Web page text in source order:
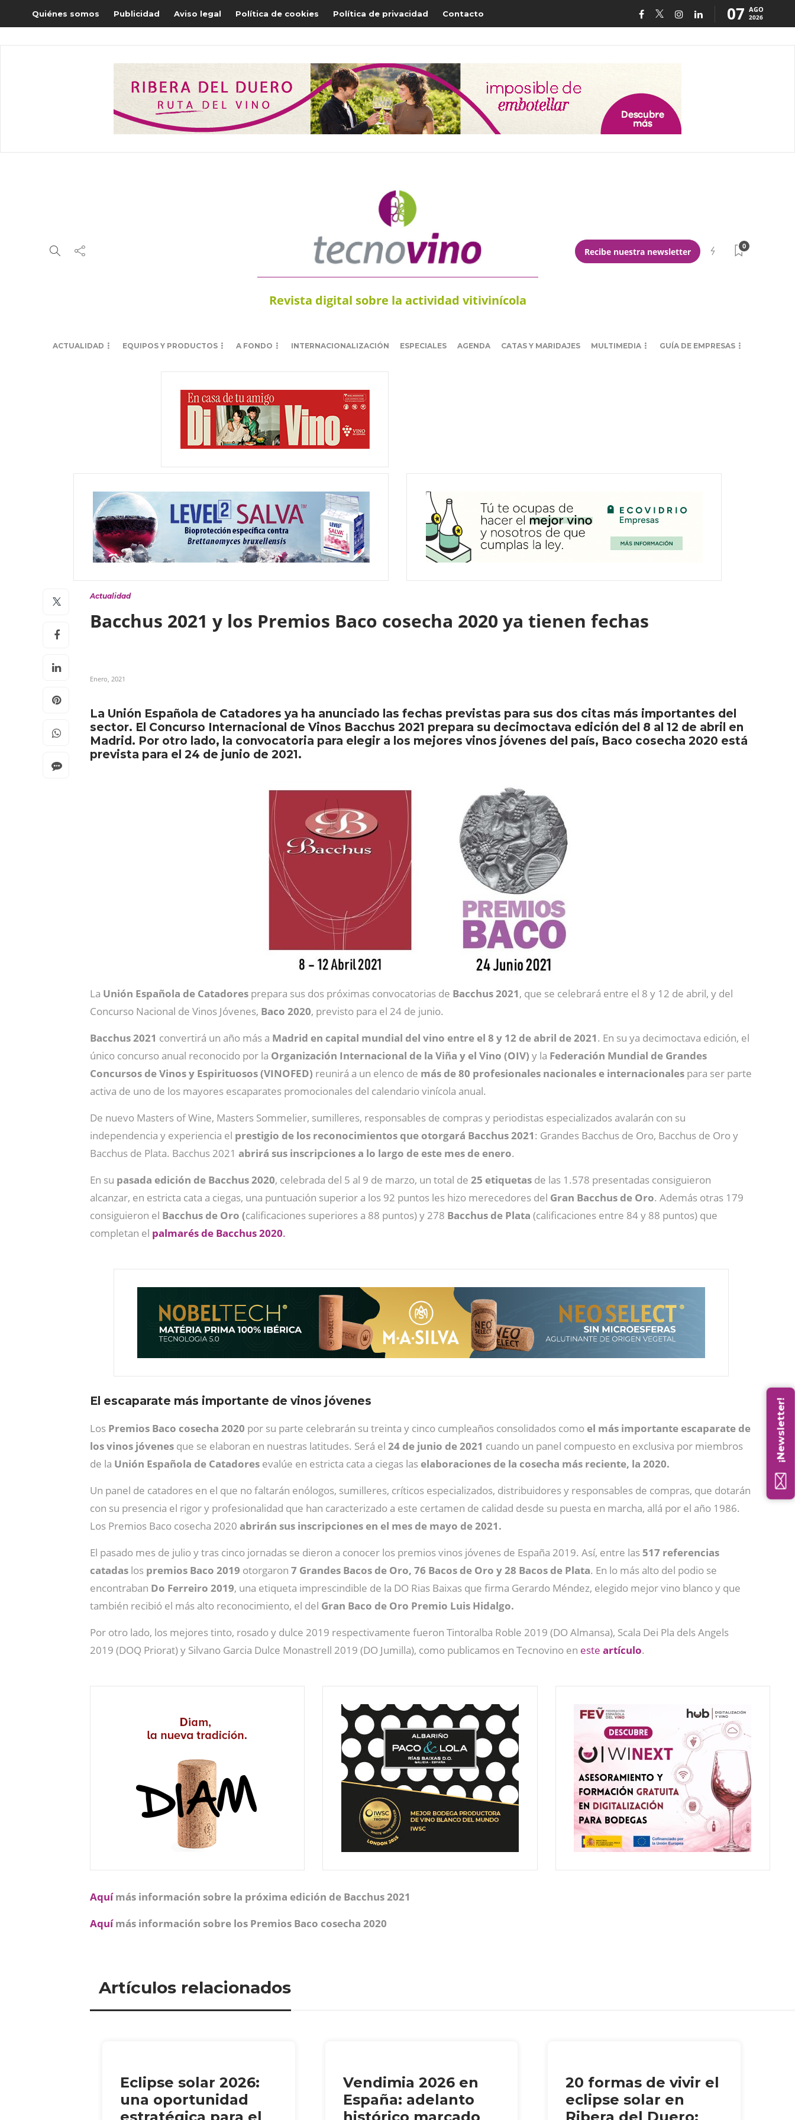
Quiénes somos Publicidad Aviso legal Política de cookies Política de privacidad Contacto 07 AGO
2026
Revista digital sobre la actividad vitivinícola
Recibe nuestra newsletter
0
ACTUALIDAD EQUIPOS Y PRODUCTOS A FONDO INTERNACIONALIZACIÓN ESPECIALES AGENDA CATAS Y MARIDAJES MULTIMEDIA GUÍA DE EMPRESAS
Actualidad
Bacchus 2021 y los Premios Baco cosecha 2020 ya tienen fechas
Enero, 2021
La Unión Española de Catadores ya ha anunciado las fechas previstas para sus dos citas más importantes del
sector. El Concurso Internacional de Vinos Bacchus 2021 prepara su decimoctava edición del 8 al 12 de abril en
Madrid. Por otro lado, la convocatoria para elegir a los mejores vinos jóvenes del país, Baco cosecha 2020 está
prevista para el 24 de junio de 2021.
La Unión Española de Catadores prepara sus dos próximas convocatorias de Bacchus 2021, que se celebrará entre el 8 y 12 de abril, y del
Concurso Nacional de Vinos Jóvenes, Baco 2020, previsto para el 24 de junio.
Bacchus 2021 convertirá un año más a Madrid en capital mundial del vino entre el 8 y 12 de abril de 2021. En su ya decimoctava edición, el
único concurso anual reconocido por la Organización Internacional de la Viña y el Vino (OIV) y la Federación Mundial de Grandes
Concursos de Vinos y Espirituosos (VINOFED) reunirá a un elenco de más de 80 profesionales nacionales e internacionales para ser parte
activa de uno de los mayores escaparates promocionales del calendario vinícola anual.
De nuevo Masters of Wine, Masters Sommelier, sumilleres, responsables de compras y periodistas especializados avalarán con su
independencia y experiencia el prestigio de los reconocimientos que otorgará Bacchus 2021: Grandes Bacchus de Oro, Bacchus de Oro y
Bacchus de Plata. Bacchus 2021 abrirá sus inscripciones a lo largo de este mes de enero.
En su pasada edición de Bacchus 2020, celebrada del 5 al 9 de marzo, un total de 25 etiquetas de las 1.578 presentadas consiguieron
alcanzar, en estricta cata a ciegas, una puntuación superior a los 92 puntos les hizo merecedores del Gran Bacchus de Oro. Además otras 179
consiguieron el Bacchus de Oro (calificaciones superiores a 88 puntos) y 278 Bacchus de Plata (calificaciones entre 84 y 88 puntos) que
completan el palmarés de Bacchus 2020.
El escaparate más importante de vinos jóvenes
Los Premios Baco cosecha 2020 por su parte celebrarán su treinta y cinco cumpleaños consolidados comoel más importante escaparate de
los vinos jóvenes que se elaboran en nuestras latitudes. Será el 24 de junio de 2021 cuando un panel compuesto en exclusiva por miembros
de la Unión Española de Catadores evalúe en estricta cata a ciegas laselaboraciones de la cosecha más reciente, la 2020.
Un panel de catadores en el que no faltarán enólogos, sumilleres, críticos especializados, distribuidores y responsables de compras, que dotarán
con su presencia el rigor y profesionalidad que han caracterizado a este certamen de calidad desde su puesta en marcha, allá por el año 1986.
Los Premios Baco cosecha 2020 abrirán sus inscripciones en el mes de mayo de 2021.
El pasado mes de julio y tras cinco jornadas se dieron a conocer los premios vinos jóvenes de España 2019. Así, entre las 517 referencias
catadas los premios Baco 2019 otorgaron 7 Grandes Bacos de Oro, 76 Bacos de Oro y 28 Bacos de Plata. En lo más alto del podio se
encontraban Do Ferreiro 2019, una etiqueta imprescindible de la DO Rias Baixas que firma Gerardo Méndez, elegido mejor vino blanco y que
también recibió el más alto reconocimiento, el del Gran Baco de Oro Premio Luis Hidalgo.
Por otro lado, los mejores tinto, rosado y dulce 2019 respectivamente fueron Tintoralba Roble 2019 (DO Almansa), Scala Dei Pla dels Angels
2019 (DOQ Priorat) y Silvano Garcia Dulce Monastrell 2019 (DO Jumilla), como publicamos en Tecnovino en este artículo.
Aquímás información sobre la próxima edición de Bacchus 2021
Aquímás información sobre los Premios Baco cosecha 2020
Artículos relacionados
Eclipse solar 2026:
una oportunidad
Vendimia 2026 en
España: adelanto
20 formas de vivir el
eclipse solar en
¡Newsletter!